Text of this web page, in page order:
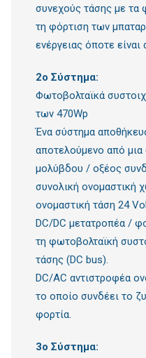
συνεχούς τάσης με τα
τη φόρτιση των
ενέργειας όποτε είναι
2o Σύστημα:
Φωτοβολταϊκά
των 470Wp
Ένα σύστημα
αποτελούμενο από μια
μολύβδου / οξέος
συνολική ονομαστική
ονομαστική τάση 24
DC/DC μετατροπέα /
τη φωτοβολταϊκή
τάσης (DC bus).
DC/AC αντιστροφέα
το οποίο συνδέει το
φορτία.
3o Σύστημα: